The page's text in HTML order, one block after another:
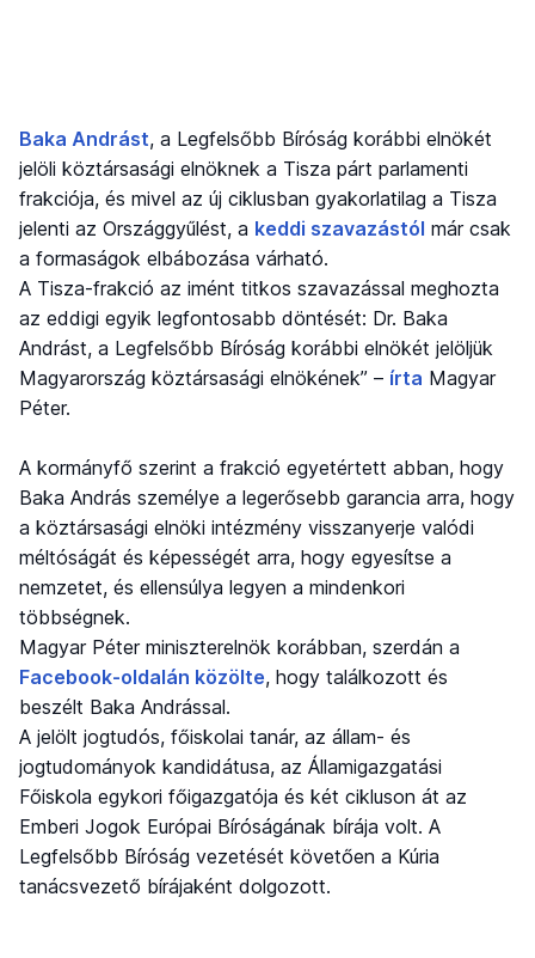
Baka Andrást, a Legfelsőbb Bíróság korábbi elnökét
jelöli köztársasági elnöknek a Tisza párt parlamenti
frakciója, és mivel az új ciklusban gyakorlatilag a Tisza
jelenti az Országgyűlést, a keddi szavazástól már csak
a formaságok elbábozása várható.
A Tisza-frakció az imént titkos szavazással meghozta
az eddigi egyik legfontosabb döntését: Dr. Baka
Andrást, a Legfelsőbb Bíróság korábbi elnökét jelöljük
Magyarország köztársasági elnökének” – írta Magyar
Péter.
A kormányfő szerint a frakció egyetértett abban, hogy
Baka András személye a legerősebb garancia arra, hogy
a köztársasági elnöki intézmény visszanyerje valódi
méltóságát és képességét arra, hogy egyesítse a
nemzetet, és ellensúlya legyen a mindenkori
többségnek.
Magyar Péter miniszterelnök korábban, szerdán a
Facebook-oldalán közölte, hogy találkozott és
beszélt Baka Andrással.
A jelölt jogtudós, főiskolai tanár, az állam- és
jogtudományok kandidátusa, az Államigazgatási
Főiskola egykori főigazgatója és két cikluson át az
Emberi Jogok Európai Bíróságának bírája volt. A
Legfelsőbb Bíróság vezetését követően a Kúria
tanácsvezető bírájaként dolgozott.